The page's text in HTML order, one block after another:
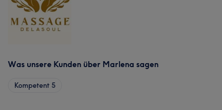
Was unsere Kunden über Marlena sagen
Kompetent 5